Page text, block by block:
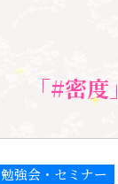
「#密度」
勉強会・セミナー